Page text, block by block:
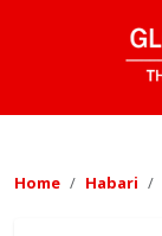
Home Habari